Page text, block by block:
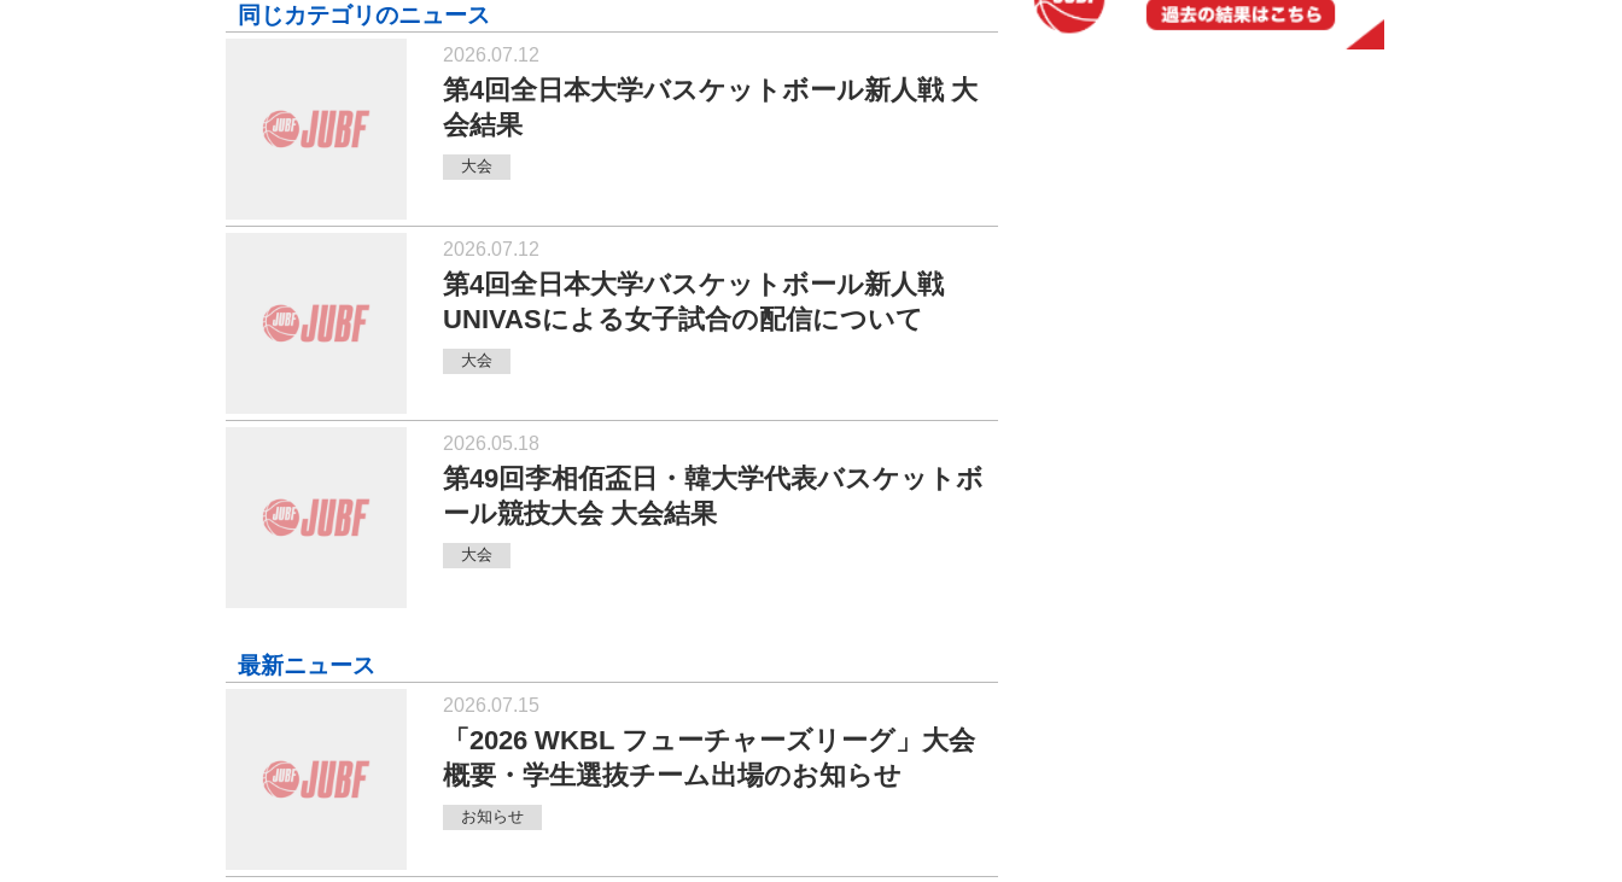
同じカテゴリのニュース
2026.07.12
第4回全日本大学バスケットボール新人戦 大
会結果
大会
2026.07.12
第4回全日本大学バスケットボール新人戦
UNIVASによる女子試合の配信について
大会
2026.05.18
第49回李相佰盃日・韓大学代表バスケットボ
ール競技大会 大会結果
大会
最新ニュース
2026.07.15
「2026 WKBL フューチャーズリーグ」大会
概要・学生選抜チーム出場のお知らせ
お知らせ